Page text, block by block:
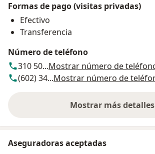
Formas de pago (visitas privadas)
Efectivo
Transferencia
Número de teléfono
310 50...Mostrar número de
(602) 34...Mostrar número de
Mostrar más detalles
sobre la
Aseguradoras aceptadas